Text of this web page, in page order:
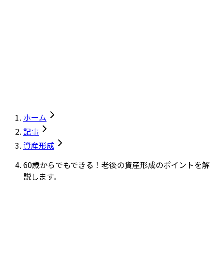
ホーム
記事
資産形成
60歳からでもできる！老後の資産形成のポイントを解
説します。